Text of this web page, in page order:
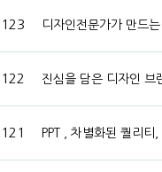
123 디자인전문가가 만드
122 진심을 담은 디자인 브
121 PPT , 차별화된 퀄리